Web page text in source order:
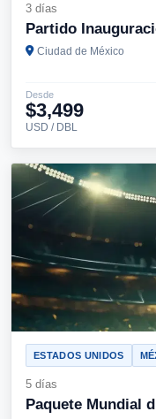
3 días
Partido
Ciudad de México
Desde
$3,499
USD / DBL
ESTADOS UNIDOS
5 días
Paquete Mundial